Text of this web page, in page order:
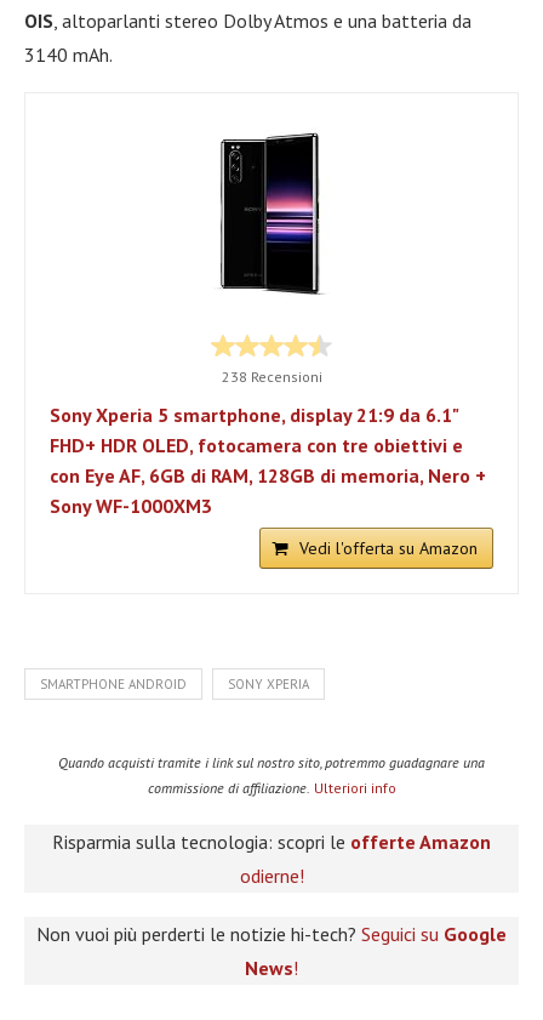
OIS , altoparlanti stereo Dolby Atmos e una batteria da
3140 mAh.
238 Recensioni
Sony Xperia 5 smartphone, display 21:9 da 6.1"
FHD+ HDR OLED, fotocamera con tre obiettivi e
con Eye AF, 6GB di RAM, 128GB di memoria, Nero +
Sony WF-1000XM3
Vedi l'offerta su Amazon
SMARTPHONE ANDROID SONY XPERIA
Quando acquisti tramite i link sul nostro sito, potremmo guadagnare una
commissione di affiliazione. Ulteriori info
Risparmia sulla tecnologia: scopri le offerte Amazon
odierne!
Non vuoi più perderti le notizie hi-tech? Seguici su Google
News!